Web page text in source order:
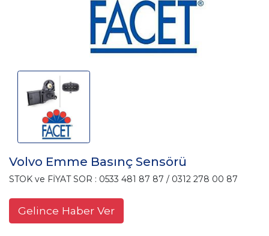
Volvo Emme Basınç Sensörü
STOK ve FİYAT SOR : 0533 481 87 87 / 0312 278 00 87
Gelince Haber Ver